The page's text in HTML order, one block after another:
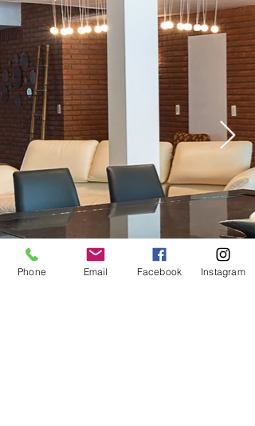
Phone Email Facebook Instagram